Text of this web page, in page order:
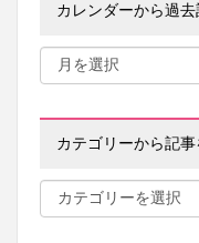
カレンダーから過
カテゴリーから記事